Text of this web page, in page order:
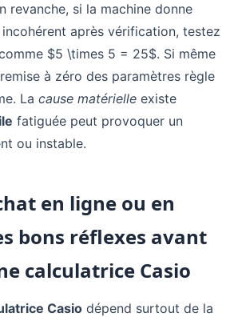
revanche, si la machine donne
après vérification, testez
$5 \times 5 = 25$. Si même
à zéro des paramètres règle
La cause matérielle existe
fatiguée peut provoquer un
ou instable.
en ligne ou en
bons réflexes avant
calculatrice Casio
Casio dépend surtout de la